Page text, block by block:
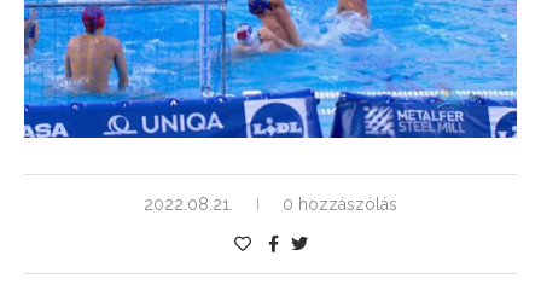
2022.08.21. 0 hozzászólás